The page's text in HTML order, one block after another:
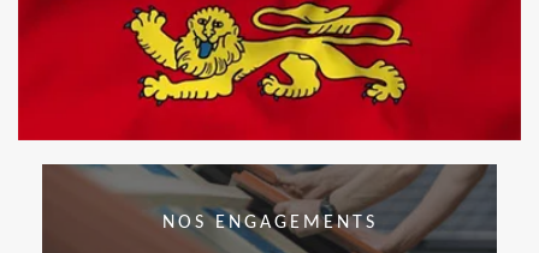
NOS ENGAGEMENTS